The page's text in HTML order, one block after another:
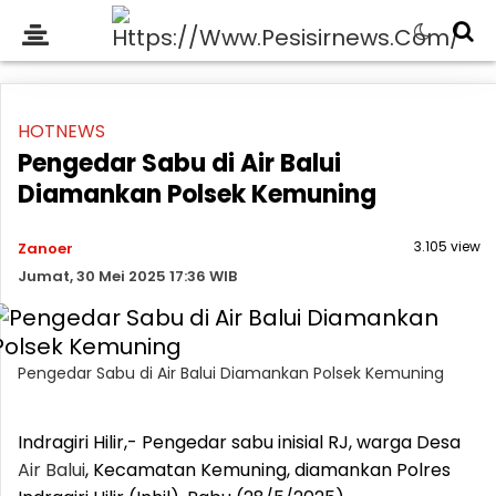
HOTNEWS
Pengedar Sabu di Air Balui
Diamankan Polsek Kemuning
Zanoer
Jumat, 30 Mei 2025 17:36 WIB
3.105 view
Pengedar Sabu di Air Balui Diamankan Polsek Kemuning
Indragiri Hilir,- Pengedar sabu inisial RJ, warga Desa
Air Balui, Kecamatan Kemuning, diamankan Polres